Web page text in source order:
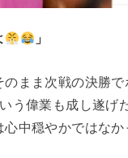
」
まま次戦の決勝
う偉業も成し遂げ
中穏やかではな